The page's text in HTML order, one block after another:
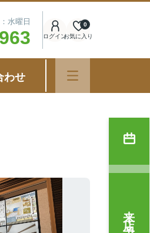
水曜日
ログインお気に入り
0
わせ
来店予約